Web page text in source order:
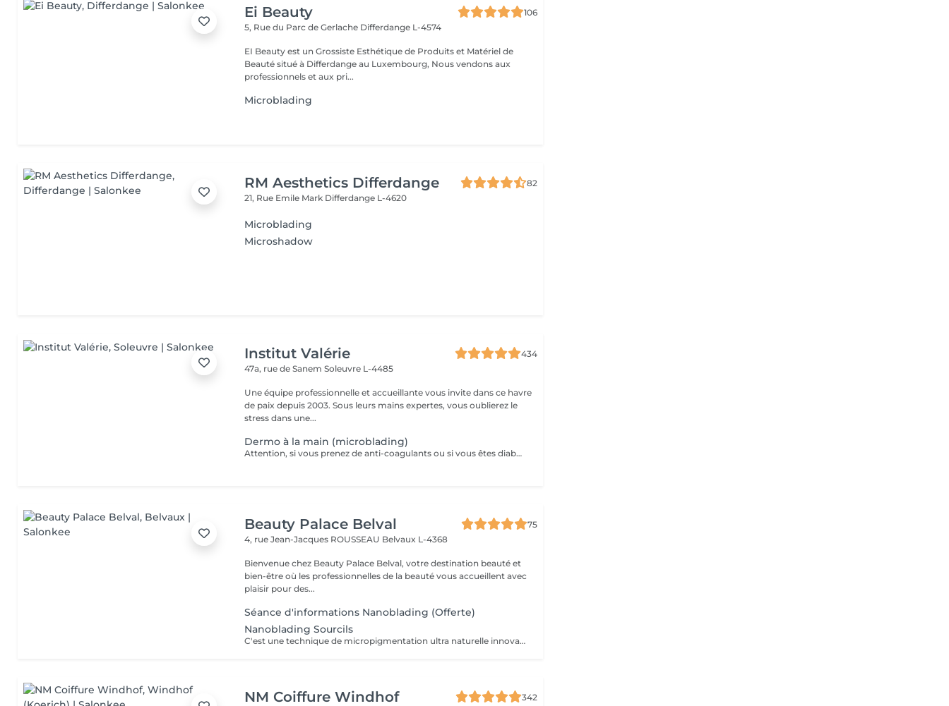
Ei Beauty
106
5, Rue du Parc de Gerlache Differdange L-4574
EI Beauty est un Grossiste Esthétique de Produits et Matériel de
Beauté situé à Differdange au Luxembourg, Nous vendons aux
professionnels et aux pri...
Microblading
RM Aesthetics Differdange
82
21, Rue Emile Mark Differdange L-4620
Microblading
Microshadow
Institut Valérie
434
47a, rue de SanemSoleuvre L-4485
Une équipe professionnelle et accueillante vous invite dans ce havre
de paix depuis 2003. Sous leurs mains expertes, vous oublierez le
stress dans une...
Dermo à la main (microblading)
Attention, si vous prenez de anti-coagulants ou si vous êtes diabétiques, veuillez d'abord nous consulter par téléphone avant de prendre rendez-vous!! Redessine vos sourcils avec des pigments naturels qui tiennent entre 10 et 12 mois il est conseillé de le faire uniquement dans les périodes non ensoleillées et 5-6 semaines avant un départ en vacances afin que la tenue soit au maximum!
Beauty Palace Belval
75
4, rue Jean-Jacques ROUSSEAU Belvaux L-4368
Bienvenue chez Beauty Palace Belval, votre destination beauté et
bien-être où les professionnelles de la beauté vous accueillent avec
plaisir pour des...
Séance d'informations Nanoblading (Offerte)
Nanoblading Sourcils
C'est une technique de micropigmentation ultra naturelle innovante qui redessine les sourcils avec des traits hiper fins comme les poils, pour un résultat des sourcils plus élégants, harmonieux et parfaitement structurés.
NM Coiffure Windhof
342